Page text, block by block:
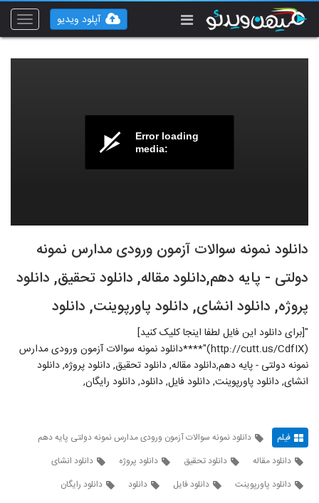
Toggle
آپلود ویدیو
Error loading
media:
دانلود نمونه سوالات آزمون ورودی مدارس نمونه
دولتی - پایه دهم,دانلود مقاله, دانلود تحقیق, دانلود
پروژه, دانلود انشای, دانلود پاورپوینت, دانلود
"[برای دانلود این فایل لطفا اینجا کلیک کنید]
(http://cutt.us/CdfIX)"****دانلود نمونه سوالات آزمون ورودی مدارس
نمونه دولتی - پایه دهم,دانلود مقاله, دانلود تحقیق, دانلود پروژه, دانلود
انشای, دانلود پاورپوینت, دانلود فایل, دانلود, دانلود رایگان,
فیلم
دانلود نمونه سوالات آزمون ورودی مدارس نمونه دولتی پایه دهم
دانلود مقاله
دانلود تحقیق دانلود پروژه
دانلود انشای
دانلود پاورپوینت
دانلود فایل دانلود دانلود رایگان